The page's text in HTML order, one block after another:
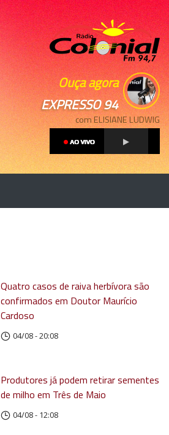
Ouça agora
EXPRESSO 94
com ELISIANE LUDWIG
Quatro casos de raiva herbívora são
confirmados em Doutor Maurício
Cardoso
04/08 - 20:08
Produtores já podem retirar sementes
de milho em Três de Maio
04/08 - 12:08